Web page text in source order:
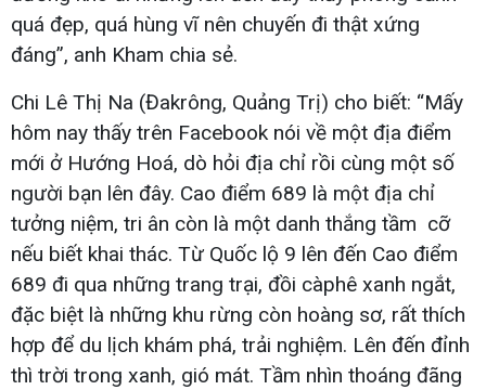
quá đẹp, quá hùng vĩ nên chuyến đi thật xứng
đáng”, anh Kham chia sẻ.
Chi Lê Thị Na (Đakrông, Quảng Trị) cho biết: “Mấy
hôm nay thấy trên Facebook nói về một địa điểm
mới ở Hướng Hoá, dò hỏi địa chỉ rồi cùng một số
người bạn lên đây. Cao điểm 689 là một địa chỉ
tưởng niệm, tri ân còn là một danh thắng tầm cỡ
nếu biết khai thác. Từ Quốc lộ 9 lên đến Cao điểm
689 đi qua những trang trại, đồi càphê xanh ngắt,
đặc biệt là những khu rừng còn hoàng sơ, rất thích
hợp để du lịch khám phá, trải nghiệm. Lên đến đỉnh
thì trời trong xanh, gió mát. Tầm nhìn thoáng đãng